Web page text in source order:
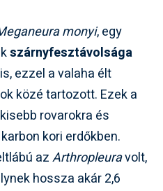
monyi, egy
szárnyfesztávolsága
is, ezzel a valaha élt
közé tartozott. Ezek a
rovarokra és
kori erdőkben.
azArthropleuravolt,
hossza akár 2,6